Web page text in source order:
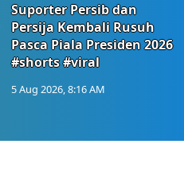
Suporter Persib dan
Persija Kembali Rusuh
Pasca Piala Presiden 2026
#shorts #viral
5 Aug 2026, 8:16 AM